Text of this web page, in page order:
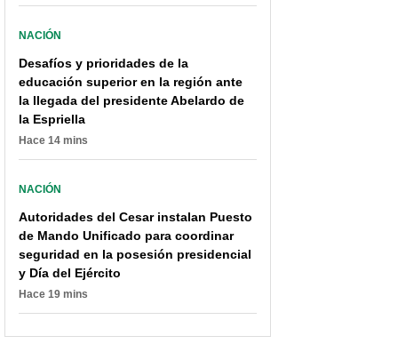
NACIÓN
Desafíos y prioridades de la
educación superior en la región ante
la llegada del presidente Abelardo de
la Espriella
Hace 14 mins
NACIÓN
Autoridades del Cesar instalan Puesto
de Mando Unificado para coordinar
seguridad en la posesión presidencial
y Día del Ejército
Hace 19 mins